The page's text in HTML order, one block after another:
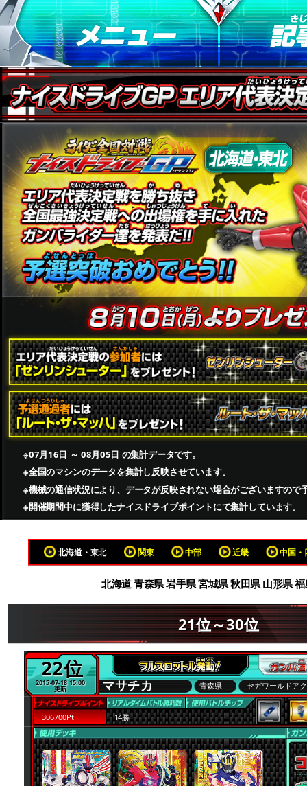
※07月16日 ～ 08月05日 の集計データです。
※全国のマシンのデータを集計し反映させています。
※機械の通信状況により、データが反映されない場合がございますので
※開催期間中に獲得したナイスドライブポイントにて集計しています。
北海道・東北 関東 中部 近畿 中国・
北海道 青森県 岩手県 宮城県 秋田県 山形県
21位～30位
22位
2015-07-18 15:00
更新 マサチカ 青森県 セガワールドア
306700Pt 14勝